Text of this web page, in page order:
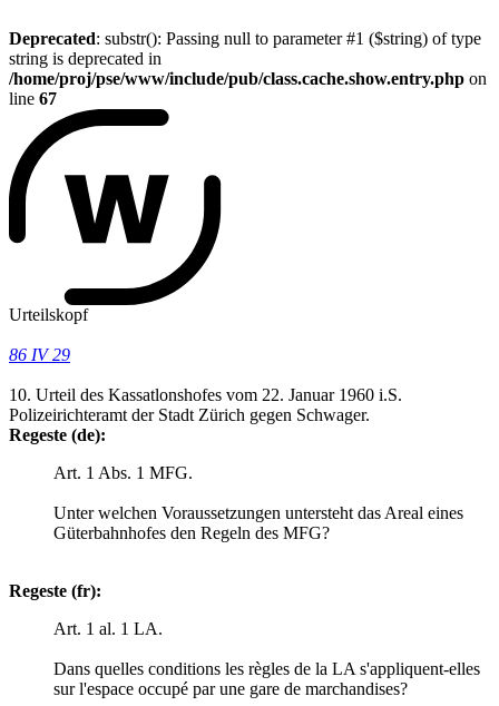
Deprecated: substr(): Passing null to parameter #1 ($string) of type
string is deprecated in
/home/proj/pse/www/include/pub/class.cache.show.entry.php on
line 67
Urteilskopf
86 IV 29
10. Urteil des Kassatlonshofes vom 22. Januar 1960 i.S.
Polizeirichteramt der Stadt Zürich gegen Schwager.
Regeste (de):
Art. 1 Abs. 1 MFG.
Unter welchen Voraussetzungen untersteht das Areal eines
Güterbahnhofes den Regeln des MFG?
Regeste (fr):
Art. 1 al. 1 LA.
Dans quelles conditions les règles de la LA s'appliquent-elles
sur l'espace occupé par une gare de marchandises?